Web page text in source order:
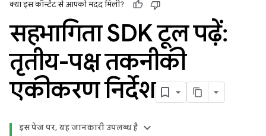
क्या इस कॉन्टेंट से आपको मदद मिली?
सहभागिता SDK टूल पढ़ें:
तृतीय-पक्ष तकनीकी
एकीकरण निर्देश
इस पेज पर, यह जानकारी उपलब्ध है